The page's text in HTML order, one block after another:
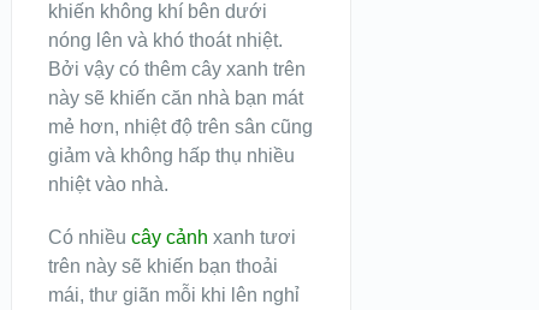
khiến không khí bên dưới
nóng lên và khó thoát nhiệt.
Bởi vậy có thêm cây xanh trên
này sẽ khiến căn nhà bạn mát
mẻ hơn, nhiệt độ trên sân cũng
giảm và không hấp thụ nhiều
nhiệt vào nhà.
Có nhiều cây cảnh xanh tươi
trên này sẽ khiến bạn thoải
mái, thư giãn mỗi khi lên nghỉ